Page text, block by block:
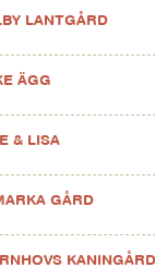
LANTGÅRD
ÄGG
& LISA
GÅRD
KANINGÅRD